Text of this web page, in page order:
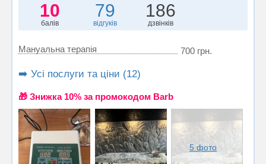
10
балів
79
відгуків
186
дзвінків
Мануальна терапія 700 грн.
➡️ Усі послуги та ціни (12)
🎁 Знижка 10% за промокодом Barb
5 фото